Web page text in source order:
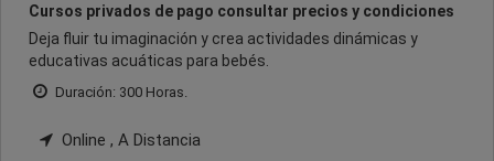
Cursos privados de pago consultar precios y condiciones
Deja fluir tu imaginación y crea actividades dinámicas y
educativas acuáticas para bebés.
Duración: 300 Horas.
Online , A Distancia